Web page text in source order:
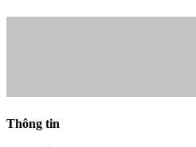
Thông tin